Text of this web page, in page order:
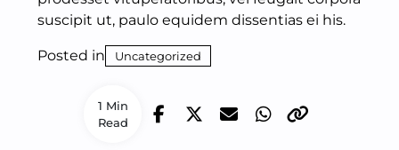
1 Min
Read
suscipit ut, paulo equidem dissentias ei his.
Posted in Uncategorized